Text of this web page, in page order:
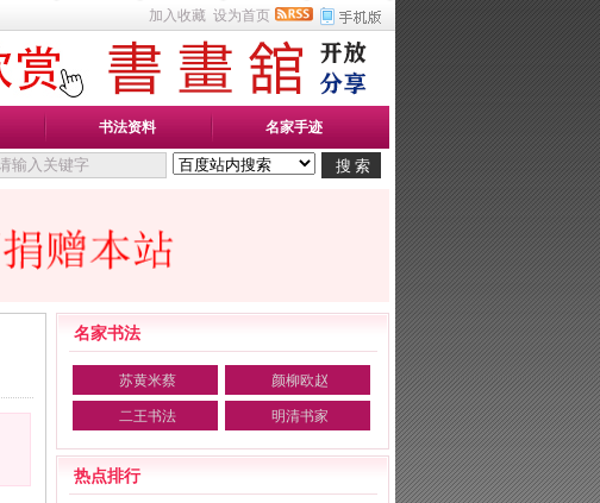
加入收藏 设为首页
书法资料 名家手迹
名家书法
苏黄米蔡 颜柳欧赵
二王书法 明清书家
热点排行